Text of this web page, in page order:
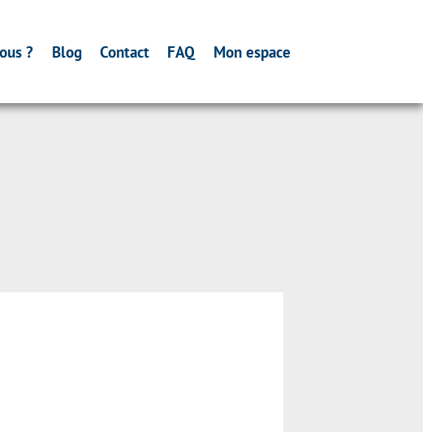
? Blog Contact FAQ Mon espace